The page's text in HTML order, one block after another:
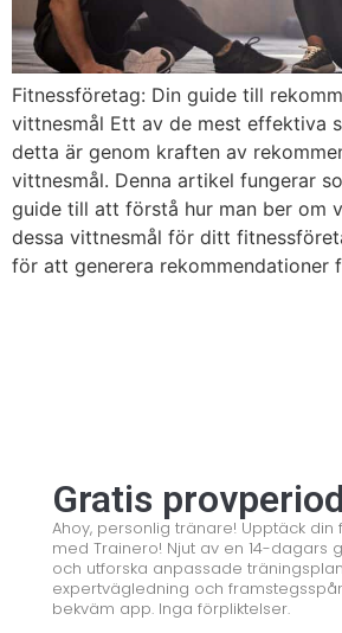
Fitnessföretag: Din guide till
vittnesmål Ett av de mest effektiva
detta är genom kraften av
vittnesmål. Denna artikel fungerar
guide till att förstå hur man ber om
dessa vittnesmål för ditt
för att generera rekommendationer
Gratis provperiod
Ahoy, personlig tränare! Upptäck din
med Trainero! Njut av en 14-dagars
och utforska anpassade
expertvägledning och
bekväm app. Inga förpliktelser.